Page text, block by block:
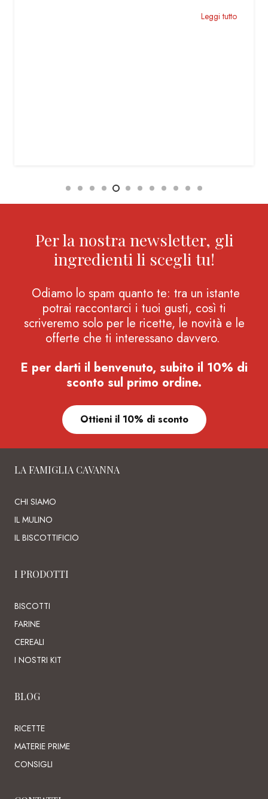
Leggi tutto
Per la nostra newsletter, gli
ingredienti li scegli tu!
Odiamo lo spam quanto te: tra un istante
potrai raccontarci i tuoi gusti, così ti
scriveremo solo per le ricette, le novità e le
offerte che ti interessano davvero.
E per darti il benvenuto, subito il 10% di
sconto sul primo ordine.
Ottieni il 10% di sconto
LA FAMIGLIA CAVANNA
CHI SIAMO
IL MULINO
IL BISCOTTIFICIO
I PRODOTTI
BISCOTTI
FARINE
CEREALI
I NOSTRI KIT
BLOG
RICETTE
MATERIE PRIME
CONSIGLI